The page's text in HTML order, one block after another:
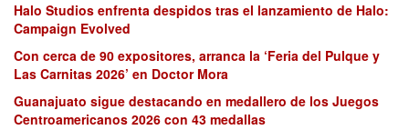
Halo Studios enfrenta despidos tras el lanzamiento de Halo:
Campaign Evolved
Con cerca de 90 expositores, arranca la ‘Feria del Pulque y
Las Carnitas 2026’ en Doctor Mora
Guanajuato sigue destacando en medallero de los Juegos
Centroamericanos 2026 con 43 medallas